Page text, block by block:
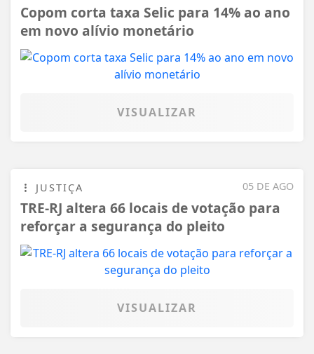
Copom corta taxa Selic para 14% ao ano
em novo alívio monetário
VISUALIZAR
05 DE AGO
JUSTIÇA
TRE-RJ altera 66 locais de votação para
reforçar a segurança do pleito
VISUALIZAR